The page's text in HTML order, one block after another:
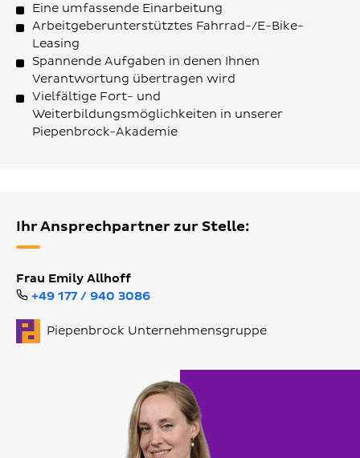
Eine umfassende Einarbeitung
Arbeitgeberunterstütztes Fahrrad-/E-Bike-
Leasing
Spannende Aufgaben in denen Ihnen
Verantwortung übertragen wird
Vielfältige Fort- und
Weiterbildungsmöglichkeiten in unserer
Piepenbrock-Akademie
Ihr Ansprechpartner zur Stelle:
Frau Emily Allhoff
+49 177 / 940 3086
Piepenbrock Unternehmensgruppe